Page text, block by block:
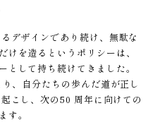
デザインであり続け、無駄な
を造るというポリシーは、
して持ち続けてきました。
、自分たちの歩んだ道が正し
こし、次の50 周年に向けての
。